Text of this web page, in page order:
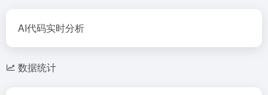
AI代码实时分析
数据统计